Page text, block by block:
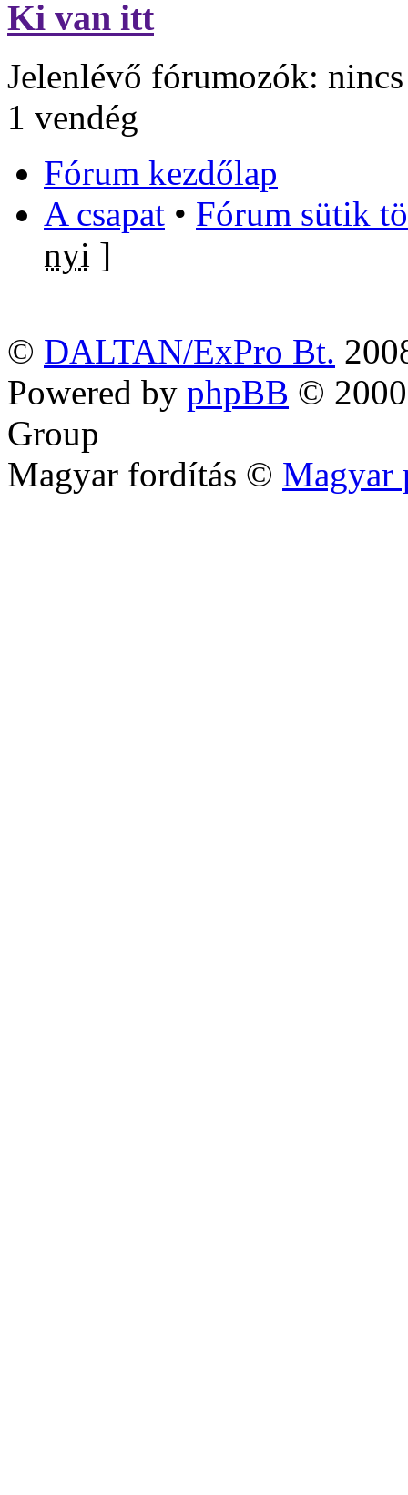
Ki van itt
Jelenlévő fórumozók:
1 vendég
Fórum kezdőlap
A csapat • Fórum sütik
nyi ]
© DALTAN/ExPro Bt.
Powered by phpBB ©
Group
Magyar fordítás © Magyar